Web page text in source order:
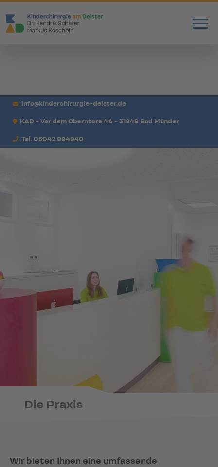
info@kinderchirurgie-deister.de
KAD - Vor dem Oberntore 4A - 31848 Bad Münder
Tel. 05042 994940
Die Praxis
Wir bieten Ihnen eine umfassende